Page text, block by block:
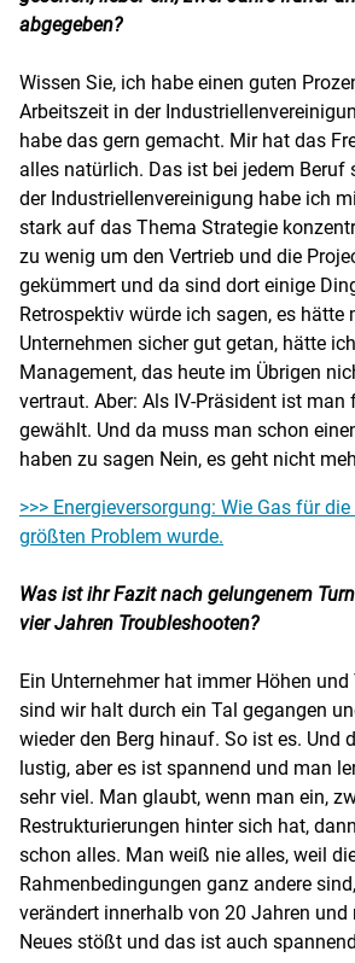
abgegeben?
Wissen Sie, ich habe einen guten
Arbeitszeit in der
habe das gern gemacht. Mir hat das
alles natürlich. Das ist bei jedem Beruf
der Industriellenvereinigung habe ich
stark auf das Thema Strategie
zu wenig um den Vertrieb und die
gekümmert und da sind dort einige
Retrospektiv würde ich sagen, es hätte
Unternehmen sicher gut getan, hätte
Management, das heute im Übrigen
vertraut. Aber: Als IV-Präsident ist man
gewählt. Und da muss man schon
haben zu sagen Nein, es geht nicht
>>> Energieversorgung: Wie Gas für
größten Problem wurde.
Was ist ihr Fazit nach gelungenem
vier Jahren Troubleshooten?
Ein Unternehmer hat immer Höhen
sind wir halt durch ein Tal gegangen
wieder den Berg hinauf. So ist es. Und
lustig, aber es ist spannend und man
sehr viel. Man glaubt, wenn man ein,
Restrukturierungen hinter sich hat,
schon alles. Man weiß nie alles, weil
Rahmenbedingungen ganz andere
verändert innerhalb von 20 Jahren
Neues stößt und das ist auch